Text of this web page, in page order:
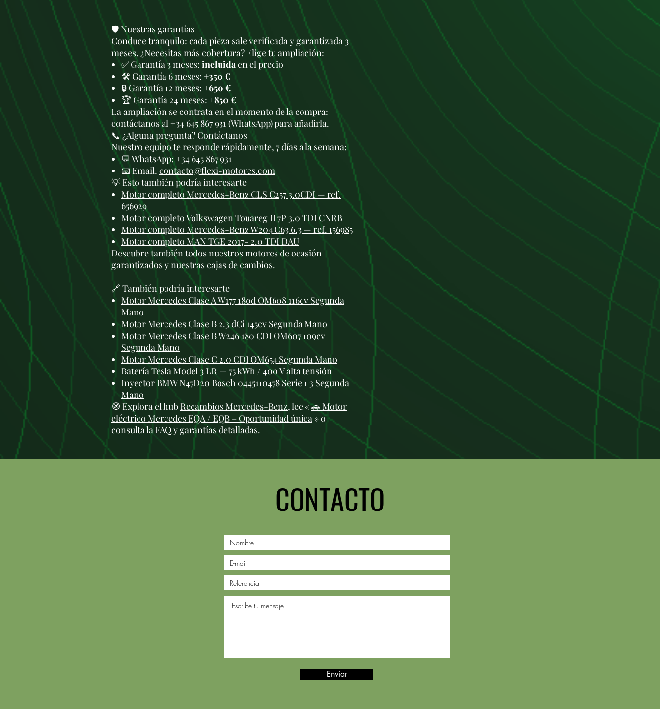
🛡️ Nuestras garantías
Conduce tranquilo: cada pieza sale verificada y garantizada 3
meses. ¿Necesitas más cobertura? Elige tu ampliación:
✅ Garantía 3 meses: incluidaen el precio
🛠️ Garantía 6 meses: +350 €
🔒 Garantía 12 meses: +650 €
🏆 Garantía 24 meses: +850 €
La ampliación se contrata en el momento de la compra:
contáctanos al +34 645 867 931 (WhatsApp) para añadirla.
📞 ¿Alguna pregunta? Contáctanos
Nuestro equipo te responde rápidamente, 7 días a la semana:
💬 WhatsApp:+34 645 867 931
📧 Email: contacto@flexi-motores.com
💡 Esto también podría interesarte
Motor completo Mercedes-Benz CLS C257 3.0CDI — ref.
656929
Motor completo Volkswagen Touareg II 7P 3.0 TDI CNRB
Motor completo Mercedes-Benz W204 C63 6.3 — ref. 156985
Motor completo MAN TGE 2017- 2.0 TDI DAU
Descubre también todos nuestrosmotores de ocasión
garantizadosy nuestrascajas de cambios.
🔗 También podría interesarte
Motor Mercedes Clase A W177 180d OM608 116cv Segunda
Mano
Motor Mercedes Clase B 2.3 dCi 145cv Segunda Mano
Motor Mercedes Clase B W246 180 CDI OM607 109cv
Segunda Mano
Motor Mercedes Clase C 2.0 CDI OM654 Segunda Mano
Batería Tesla Model 3 LR — 75 kWh / 400 V alta tensión
Inyector BMW N47D20 Bosch 0445110478 Serie 1 3 Segunda
Mano
🧭 Explora el hub Recambios Mercedes-Benz, lee «🚗 Motor
eléctrico Mercedes EQA / EQB – Oportunidad única » o
consulta la FAQ y garantías detalladas.
CONTACTO
Enviar